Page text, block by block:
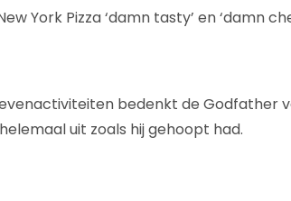
York Pizza ‘damn tasty’ en ‘damn
bedenkt de Godfather
uit zoals hij gehoopt had.